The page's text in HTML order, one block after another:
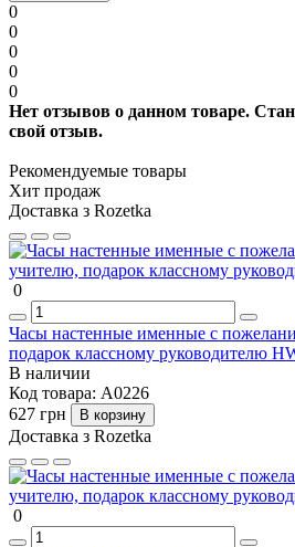
0
0
0
0
0
Нет отзывов о данном товаре.
свой отзыв.
Рекомендуемые товары
Хит продаж
Доставка з Rozetka
0
Часы настенные именные с
подарок классному руководителю
В наличии
Код товара: A0226
627 грн
В корзину
Доставка з Rozetka
0